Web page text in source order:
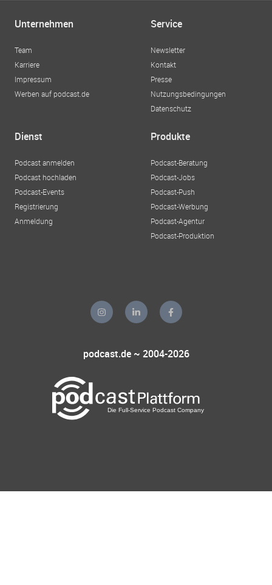
Unternehmen
Team
Karriere
Impressum
Werben auf podcast.de
Service
Newsletter
Kontakt
Presse
Nutzungsbedingungen
Datenschutz
Dienst
Podcast anmelden
Podcast hochladen
Podcast-Events
Registrierung
Anmeldung
Produkte
Podcast-Beratung
Podcast-Jobs
Podcast-Push
Podcast-Werbung
Podcast-Agentur
Podcast-Produktion
podcast.de ~ 2004-2026